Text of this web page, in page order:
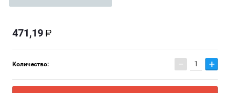
471,19
Количество: − +